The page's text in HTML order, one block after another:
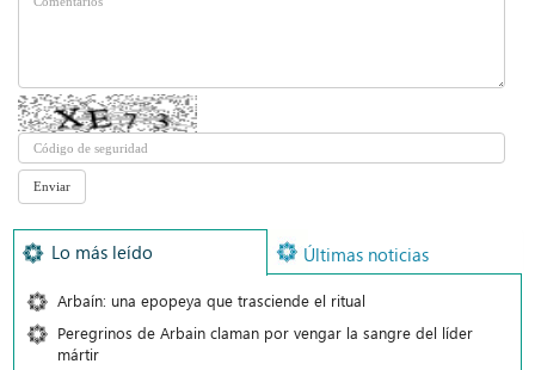
Lo más leído Últimas noticias
Arbaín: una epopeya que trasciende el ritual
Peregrinos de Arbain claman por vengar la sangre del líder
mártir